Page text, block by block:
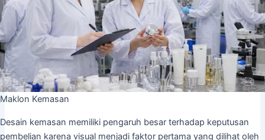
Maklon Kemasan
Desain kemasan memiliki pengaruh besar terhadap keputusan
pembelian karena visual menjadi faktor pertama yang dilihat oleh